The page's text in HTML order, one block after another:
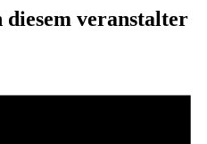
diesem veranstalter